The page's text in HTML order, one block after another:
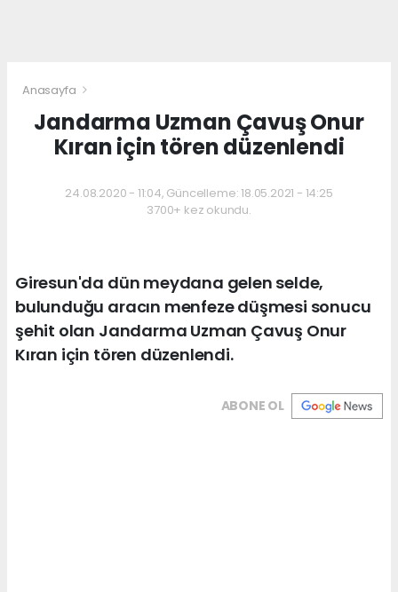
Anasayfa
Jandarma Uzman Çavuş Onur
Kıran için tören düzenlendi
24.08.2020 - 11:04, Güncelleme: 18.05.2021 - 14:25
3700+ kez okundu.
Giresun'da dün meydana gelen selde,
bulunduğu aracın menfeze düşmesi sonucu
şehit olan Jandarma Uzman Çavuş Onur
Kıran için tören düzenlendi.
ABONE OL